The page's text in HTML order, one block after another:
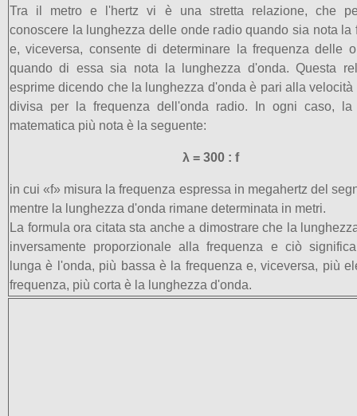
Tra il metro e l'hertz vi è una stretta relazione, che
conoscere la lunghezza delle onde radio quando sia nota la
e, viceversa, consente di determinare la frequenza delle
quando di essa sia nota la lunghezza d'onda. Questa
esprime dicendo che la lunghezza d'onda è pari alla
divisa per la frequenza dell'onda radio. In ogni caso, la
matematica più nota è la seguente:
λ = 300 : f
in cui «f» misura la frequenza espressa in megahertz del
mentre la lunghezza d'onda rimane determinata in metri.
La formula ora citata sta anche a dimostrare che la
inversamente proporzionale alla frequenza e ciò
lunga è l'onda, più bassa è la frequenza e, viceversa, più
frequenza, più corta è la lunghezza d'onda.